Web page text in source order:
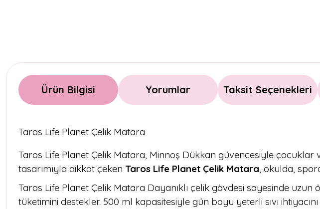
Ürün Bilgisi Yorumlar Taksit Seçenekleri
Taros Life Planet Çelik Matara
Taros Life Planet Çelik Matara, Minnoş Dükkan güvencesiyle çocuklar
tasarımıyla dikkat çeken Taros Life Planet Çelik Matara, okulda,
Taros Life Planet Çelik Matara Dayanıklı çelik gövdesi sayesinde uzun
tüketimini destekler. 500 ml kapasitesiyle gün boyu yeterli sıvı